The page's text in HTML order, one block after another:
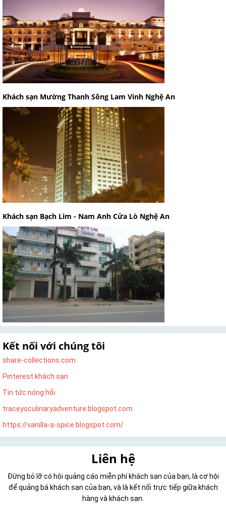
Khách sạn Mường Thanh Sông Lam Vinh Nghệ An
Khách sạn Bạch Lim - Nam Anh Cửa Lò Nghệ An
Kết nối với chúng tôi
share-collections.com
Pinterest khách sạn
Tin tức nóng hổi
traceysculinaryadventure.blogspot.com
https://vanilla-a-spice.blogspot.com/
Liên hệ
Đừng bỏ lỡ có hội quảng cáo miễn phí khách sạn của bạn, là cơ hội
để quảng bá khách sạn của bạn, và là kết nối trực tiếp giữa khách
hàng và khách sạn.